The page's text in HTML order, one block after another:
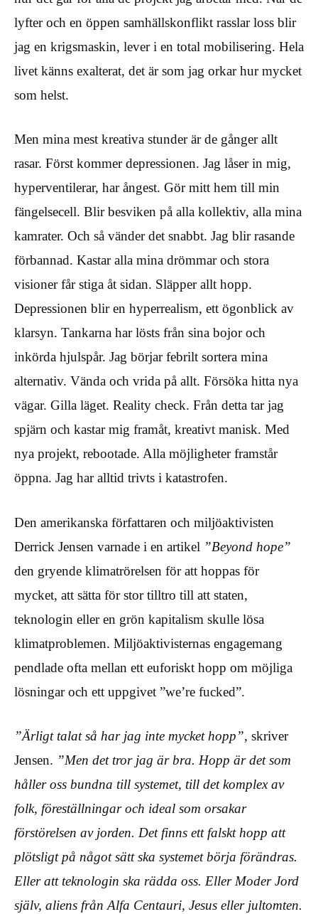
lyfter och en öppen samhällskonflikt rasslar loss blir
jag en krigsmaskin, lever i en total mobilisering. Hela
livet känns exalterat, det är som jag orkar hur mycket
som helst.
Men mina mest kreativa stunder är de gånger allt
rasar. Först kommer depressionen. Jag låser in mig,
hyperventilerar, har ångest. Gör mitt hem till min
fängelsecell. Blir besviken på alla kollektiv, alla mina
kamrater. Och så vänder det snabbt. Jag blir rasande
förbannad. Kastar alla mina drömmar och stora
visioner får stiga åt sidan. Släpper allt hopp.
Depressionen blir en hyperrealism, ett ögonblick av
klarsyn. Tankarna har lösts från sina bojor och
inkörda hjulspår. Jag börjar febrilt sortera mina
alternativ. Vända och vrida på allt. Försöka hitta nya
vägar. Gilla läget. Reality check. Från detta tar jag
spjärn och kastar mig framåt, kreativt manisk. Med
nya projekt, rebootade. Alla möjligheter framstår
öppna. Jag har alltid trivts i katastrofen.
Den amerikanska författaren och miljöaktivisten
Derrick Jensen varnade i en artikel ”Beyond hope”
den gryende klimatrörelsen för att hoppas för
mycket, att sätta för stor tilltro till att staten,
teknologin eller en grön kapitalism skulle lösa
klimatproblemen. Miljöaktivisternas engagemang
pendlade ofta mellan ett euforiskt hopp om möjliga
lösningar och ett uppgivet ”we’re fucked”.
”Ärligt talat så har jag inte mycket hopp”, skriver
Jensen. ”Men det tror jag är bra. Hopp är det som
håller oss bundna till systemet, till det komplex av
folk, föreställningar och ideal som orsakar
förstörelsen av jorden. Det finns ett falskt hopp att
plötsligt på något sätt ska systemet börja förändras.
Eller att teknologin ska rädda oss. Eller Moder Jord
själv, aliens från Alfa Centauri, Jesus eller jultomten.